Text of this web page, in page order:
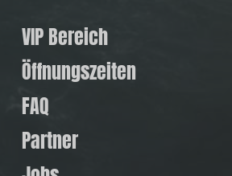
VIP Bereich
Öffnungszeiten
FAQ
Partner